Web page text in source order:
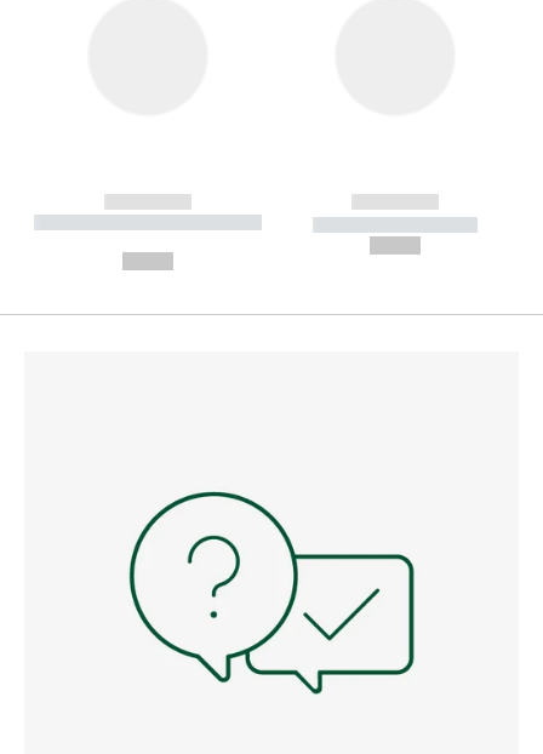
------------
----------- ----------- --------
------------
----------- -----------